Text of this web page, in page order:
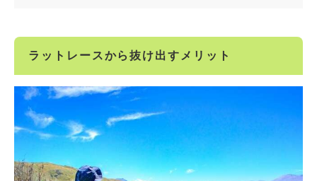
ラットレースから抜け出すメリット